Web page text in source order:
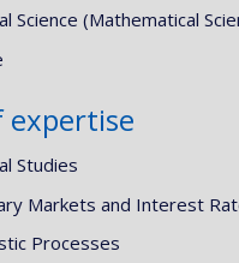
Science (Mathematical
expertise
Studies
Markets and Interest
Processes